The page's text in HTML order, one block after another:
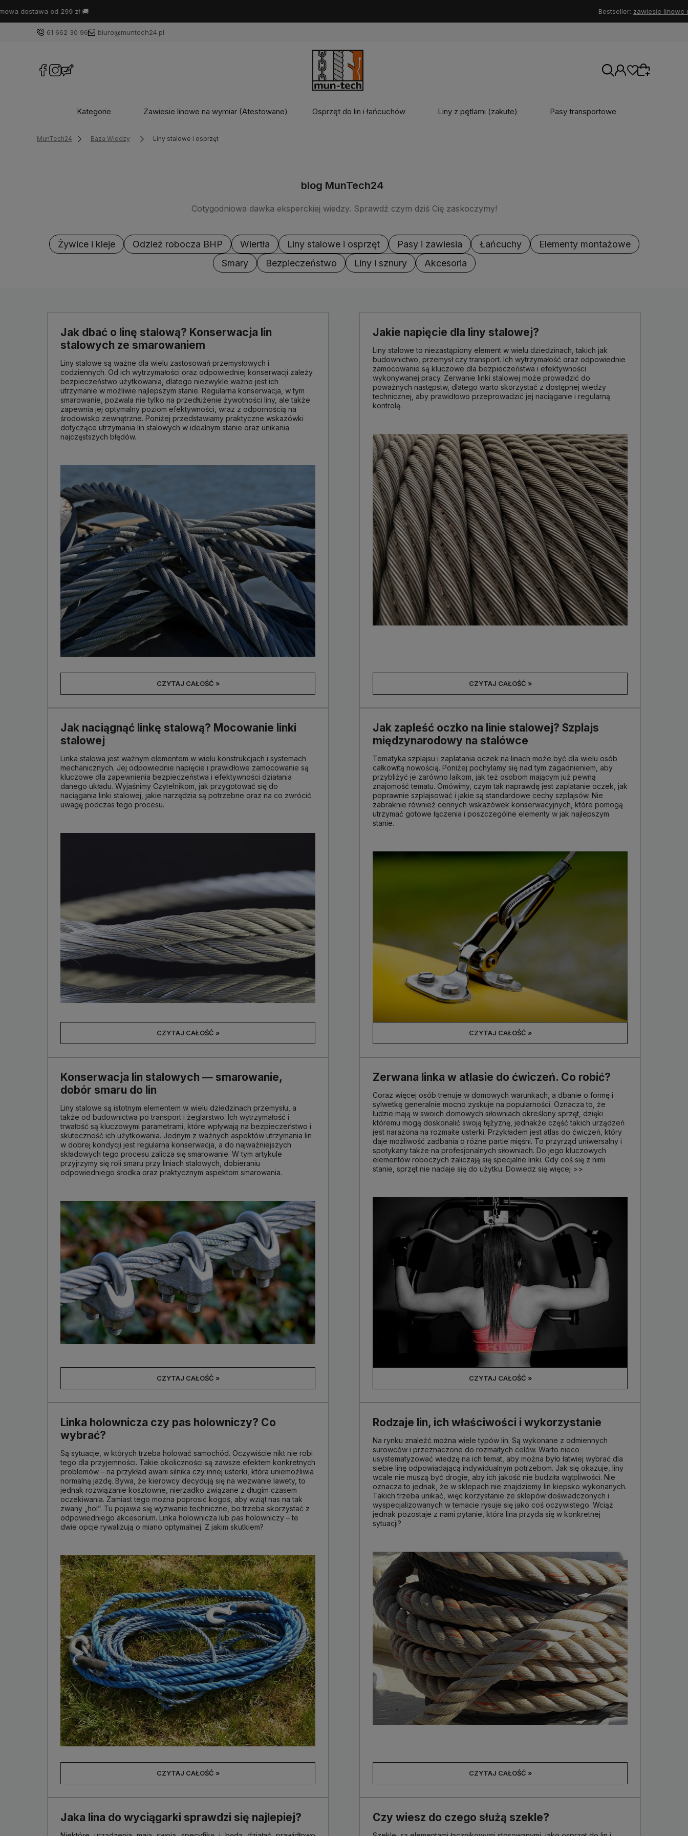
61 662 30 96 biuro@muntech24.pl
Kategorie Zawiesie linowe na wymiar (Atestowane) Osprzęt do lin i łańcuchów Liny z pętlami (zakute) Pasy transportowe
MunTech24 Baza Wiedzy Liny stalowe i osprzęt
blog MunTech24
Cotygodniowa dawka eksperckiej wiedzy. Sprawdź czym dziś Cię zaskoczymy!
Żywice i kleje Odzież robocza BHP Wiertła Liny stalowe i osprzęt Pasy i zawiesia Łańcuchy
Elementy montażowe
Smary
Bezpieczeństwo Liny i sznury Akcesoria
Jak dbać o linę stalową? Konserwacja lin
stalowych ze smarowaniem
Liny stalowe są ważne dla wielu zastosowań przemysłowych i
codziennych. Od ich wytrzymałości oraz odpowiedniej konserwacji zależy
bezpieczeństwo użytkowania, dlatego niezwykle ważne jest ich
utrzymanie w możliwie najlepszym stanie. Regularna konserwacja, w tym
smarowanie, pozwala nie tylko na przedłużenie żywotności liny, ale także
zapewnia jej optymalny poziom efektywności, wraz z odpornością na
środowisko zewnętrzne. Poniżej przedstawiamy praktyczne wskazówki
dotyczące utrzymania lin stalowych w idealnym stanie oraz unikania
najczęstszych błędów.
CZYTAJ CAŁOŚĆ »
Jakie napięcie dla liny stalowej?
Liny stalowe to niezastąpiony element w wielu dziedzinach, takich jak
budownictwo, przemysł czy transport. Ich wytrzymałość oraz odpowiednie
zamocowanie są kluczowe dla bezpieczeństwa i efektywności
wykonywanej pracy. Zerwanie linki stalowej może prowadzić do
poważnych następstw, dlatego warto skorzystać z dostępnej wiedzy
technicznej, aby prawidłowo przeprowadzić jej naciąganie i regularną
kontrolę.
CZYTAJ CAŁOŚĆ »
Jak naciągnąć linkę stalową? Mocowanie linki
stalowej
Linka stalowa jest ważnym elementem w wielu konstrukcjach i systemach
mechanicznych. Jej odpowiednie napięcie i prawidłowe zamocowanie są
kluczowe dla zapewnienia bezpieczeństwa i efektywności działania
danego układu. Wyjaśnimy Czytelnikom, jak przygotować się do
naciągania linki stalowej, jakie narzędzia są potrzebne oraz na co zwrócić
uwagę podczas tego procesu.
CZYTAJ CAŁOŚĆ »
Jak zapleść oczko na linie stalowej? Szplajs
międzynarodowy na stalówce
Tematyka szplajsu i zaplatania oczek na linach może być dla wielu osób
całkowitą nowością. Poniżej pochylamy się nad tym zagadnieniem, aby
przybliżyć je zarówno laikom, jak też osobom mającym już pewną
znajomość tematu. Omówimy, czym tak naprawdę jest zaplatanie oczek, jak
poprawnie szplajsować i jakie są standardowe cechy szplajsów. Nie
zabraknie również cennych wskazówek konserwacyjnych, które pomogą
utrzymać gotowe łączenia i poszczególne elementy w jak najlepszym
stanie.
CZYTAJ CAŁOŚĆ »
Konserwacja lin stalowych — smarowanie,
dobór smaru do lin
Liny stalowe są istotnym elementem w wielu dziedzinach przemysłu, a
także od budownictwa po transport i żeglarstwo. Ich wytrzymałość i
trwałość są kluczowymi parametrami, które wpływają na bezpieczeństwo i
skuteczność ich użytkowania. Jednym z ważnych aspektów utrzymania lin
w dobrej kondycji jest regularna konserwacja, a do najważniejszych
składowych tego procesu zalicza się smarowanie. W tym artykule
przyjrzymy się roli smaru przy liniach stalowych, dobieraniu
odpowiedniego środka oraz praktycznym aspektom smarowania.
CZYTAJ CAŁOŚĆ »
Zerwana linka w atlasie do ćwiczeń. Co robić?
Coraz więcej osób trenuje w domowych warunkach, a dbanie o formę i
sylwetkę generalnie mocno zyskuje na popularności. Oznacza to, że
ludzie mają w swoich domowych siłowniach określony sprzęt, dzięki
któremu mogą doskonalić swoją tężyznę, jednakże część takich urządzeń
jest narażona na rozmaite usterki. Przykładem jest atlas do ćwiczeń, który
daje możliwość zadbania o różne partie mięśni. To przyrząd uniwersalny i
spotykany także na profesjonalnych siłowniach. Do jego kluczowych
elementów roboczych zaliczają się specjalne linki. Gdy coś się z nimi
stanie, sprzęt nie nadaje się do użytku. Dowiedz się więcej >>
CZYTAJ CAŁOŚĆ »
Linka holownicza czy pas holowniczy? Co
wybrać?
Są sytuacje, w których trzeba holować samochód. Oczywiście nikt nie robi
tego dla przyjemności. Takie okoliczności są zawsze efektem konkretnych
problemów – na przykład awarii silnika czy innej usterki, która uniemożliwia
normalną jazdę. Bywa, że kierowcy decydują się na wezwanie lawety, to
jednak rozwiązanie kosztowne, nierzadko związane z długim czasem
oczekiwania. Zamiast tego można poprosić kogoś, aby wziął nas na tak
zwany „hol”. Tu pojawia się wyzwanie techniczne, bo trzeba skorzystać z
odpowiedniego akcesorium. Linka holownicza lub pas holowniczy – te
dwie opcje rywalizują o miano optymalnej. Z jakim skutkiem?
CZYTAJ CAŁOŚĆ »
Rodzaje lin, ich właściwości i wykorzystanie
Na rynku znaleźć można wiele typów lin. Są wykonane z odmiennych
surowców i przeznaczone do rozmaitych celów. Warto nieco
usystematyzować wiedzę na ich temat, aby można było łatwiej wybrać dla
siebie linę odpowiadającą indywidualnym potrzebom. Jak się okazuje, liny
wcale nie muszą być drogie, aby ich jakość nie budziła wątpliwości. Nie
oznacza to jednak, że w sklepach nie znajdziemy lin kiepsko wykonanych.
Takich trzeba unikać, więc korzystanie ze sklepów doświadczonych i
wyspecjalizowanych w temacie rysuje się jako coś oczywistego. Wciąż
jednak pozostaje z nami pytanie, która lina przyda się w konkretnej
sytuacji?
CZYTAJ CAŁOŚĆ »
Jaka lina do wyciągarki sprawdzi się najlepiej? Czy wiesz do czego służą szekle?